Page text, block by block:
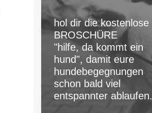
hol dir die kostenlose
BROSCHÜRE
"hilfe, da kommt ein
hund", damit eure
hundebegegnungen
schon bald viel
entspannter ablaufen.